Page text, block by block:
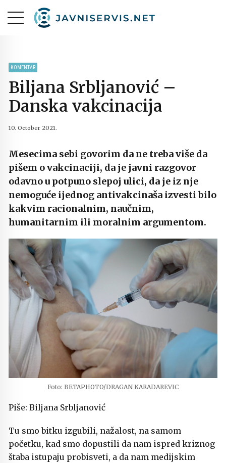
KOMENTAR
Biljana Srbljanović –
Danska vakcinacija
10. October 2021.
Mesecima sebi govorim da ne treba više da
pišem o vakcinaciji, da je javni razgovor
odavno u potpuno slepoj ulici, da je iz nje
nemoguće ijednog antivakcinaša izvesti bilo
kakvim racionalnim, naučnim,
humanitarnim ili moralnim argumentom.
Foto: BETAPHOTO/DRAGAN KARADAREVIC
Piše: Biljana Srbljanović
Tu smo bitku izgubili, nažalost, na samom
početku, kad smo dopustili da nam ispred kriznog
štaba istupaju probisveti, a da nam medijskim